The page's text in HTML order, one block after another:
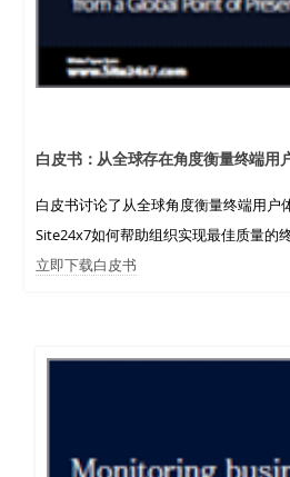
白皮书：从全球存在角度衡量终端用
白皮书讨论了从全球角度衡量终端用户
Site24x7如何帮助组织实现最佳质量的
立即下载白皮书